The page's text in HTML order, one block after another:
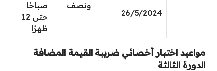
26/5/2024
ونصف
صباحًا
حتى 12
ظهرًا
مواعيد اختبار أخصائي ضريبة القيمة المضافة
الدورة الثالثة